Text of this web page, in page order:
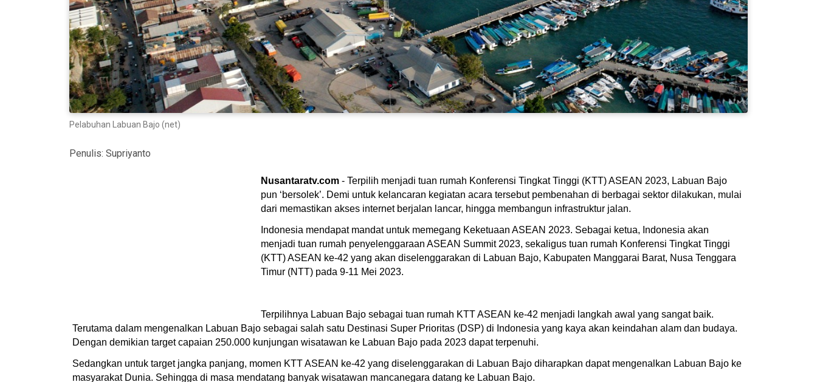
Pelabuhan Labuan Bajo (net)
Penulis: Supriyanto
Nusantaratv.com - Terpilih menjadi tuan rumah Konferensi Tingkat Tinggi (KTT) ASEAN 2023, Labuan Bajo
pun ‘bersolek’. Demi untuk kelancaran kegiatan acara tersebut pembenahan di berbagai sektor dilakukan, mulai
dari memastikan akses internet berjalan lancar, hingga membangun infrastruktur jalan.
Indonesia mendapat mandat untuk memegang Keketuaan ASEAN 2023. Sebagai ketua, Indonesia akan
menjadi tuan rumah penyelenggaraan ASEAN Summit 2023, sekaligus tuan rumah Konferensi Tingkat Tinggi
(KTT) ASEAN ke-42 yang akan diselenggarakan di Labuan Bajo, Kabupaten Manggarai Barat, Nusa Tenggara
Timur (NTT) pada 9-11 Mei 2023.
Terpilihnya Labuan Bajo sebagai tuan rumah KTT ASEAN ke-42 menjadi langkah awal yang sangat baik.
Terutama dalam mengenalkan Labuan Bajo sebagai salah satu Destinasi Super Prioritas (DSP) di Indonesia yang kaya akan keindahan alam dan budaya.
Dengan demikian target capaian 250.000 kunjungan wisatawan ke Labuan Bajo pada 2023 dapat terpenuhi.
Sedangkan untuk target jangka panjang, momen KTT ASEAN ke-42 yang diselenggarakan di Labuan Bajo diharapkan dapat mengenalkan Labuan Bajo ke
masyarakat Dunia. Sehingga di masa mendatang banyak wisatawan mancanegara datang ke Labuan Bajo.